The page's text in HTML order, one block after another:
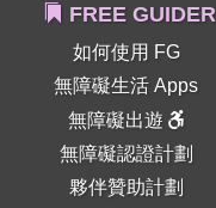
FREE GUIDER
如何使用 FG
無障礙生活 Apps
無障礙出遊
無障礙認證計劃
夥伴贊助計劃